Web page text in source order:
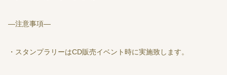
―注意事項―
・スタンプラリーはCD販売イベント時に実施致します。